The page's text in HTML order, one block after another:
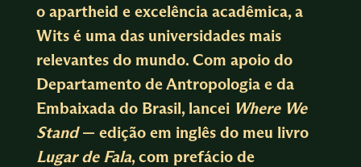
o apartheid e excelência acadêmica, a
Wits é uma das universidades mais
relevantes do mundo. Com apoio do
Departamento de Antropologia e da
Embaixada do Brasil, lancei Where We
Stand— edição em inglês do meu livro
Lugar de Fala, com prefácio de